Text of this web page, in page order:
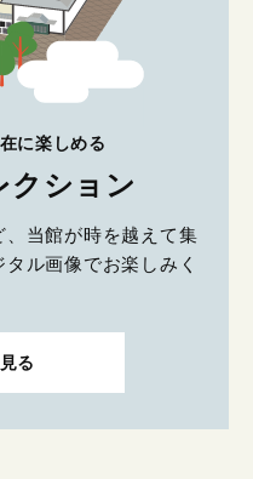
に楽しめる
クション
当館が時を越えて集
ル画像でお楽しみく
る